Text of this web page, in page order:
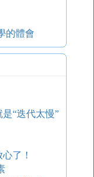
的體會
“迭代太慢”
了！